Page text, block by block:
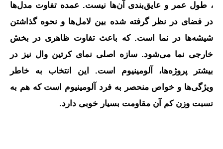
، طول عمر و عایق‌بندی آن‌ها نیست. عمده تفاوت مدل‌ها
در فضای در نظر گرفته شده بین لامل‌ها و نحوه گذاشتن
شیشه‌ها در نما است. که باعث تفاوت ظاهری در بخش
خارجی نما می‌شود. سازه اصلی نمای کرتین وال نیز در
بیشتر پروژه‌ها، آلومینیوم است. این انتخاب به خاطر
ویژگی‌ها و خواص منحصر به فرد آلومینیوم است که هم به
نسبت وزن کم آن مقاومت بسیار خوبی دارد.